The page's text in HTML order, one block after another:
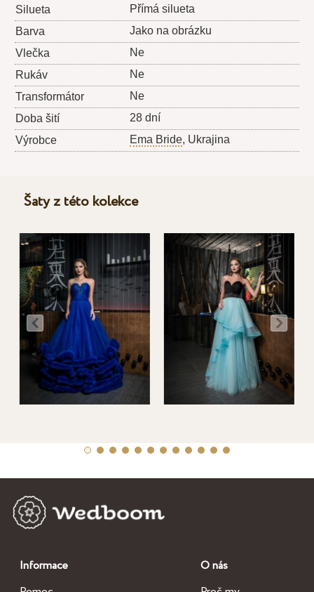
Silueta
Přímá silueta
Barva
Jako na obrázku
Vlečka
Ne
Rukáv
Ne
Transformátor
Ne
Doba šití
28 dní
Výrobce
Ema Bride, Ukrajina
Šaty z této kolekce
Informace
O nás